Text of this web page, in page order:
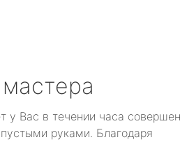
у Вас в течении часа
руками. Благодаря